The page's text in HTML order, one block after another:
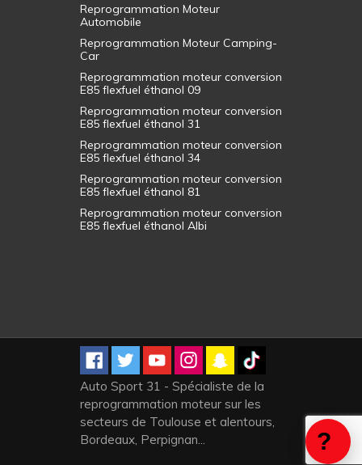
Reprogrammation Moteur
Automobile
Reprogrammation Moteur Camping-
Car
Reprogrammation moteur conversion
E85 flexfuel éthanol 09
Reprogrammation moteur conversion
E85 flexfuel éthanol 31
Reprogrammation moteur conversion
E85 flexfuel éthanol 34
Reprogrammation moteur conversion
E85 flexfuel éthanol 81
Reprogrammation moteur conversion
E85 flexfuel éthanol Albi
Auto Sport 31 - Spécialiste de la
reprogrammation moteur sur les
secteurs de Toulouse et alentours,
Bordeaux, Perpignan...